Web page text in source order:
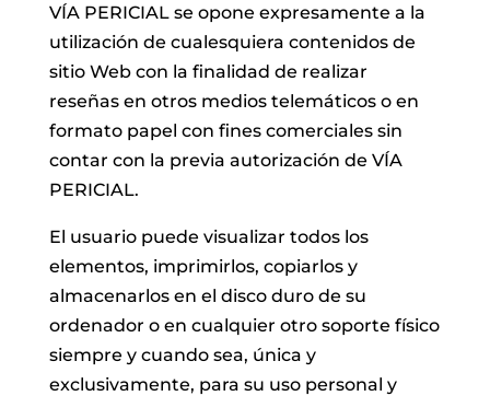
VÍA PERICIAL se opone expresamente a la
utilización de cualesquiera contenidos de
sitio Web con la finalidad de realizar
reseñas en otros medios telemáticos o en
formato papel con fines comerciales sin
contar con la previa autorización de VÍA
PERICIAL.
El usuario puede visualizar todos los
elementos, imprimirlos, copiarlos y
almacenarlos en el disco duro de su
ordenador o en cualquier otro soporte físico
siempre y cuando sea, única y
exclusivamente, para su uso personal y